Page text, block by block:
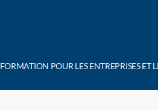
FORMATION POUR LES ENTREPRISES ET